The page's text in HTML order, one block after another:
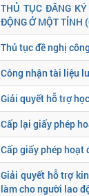
THỦ TỤC ĐĂNG
ĐỘNG Ở MỘT TỈNH
Thủ tục đề nghị
Công nhận tài liệu
Giải quyết hỗ trợ
Cấp lại giấy phép
Cấp giấy phép hoạt
Giải quyết hỗ trợ
làm cho người lao